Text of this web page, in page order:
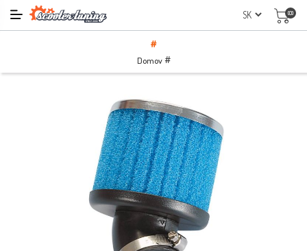
(0)
#
Domov #